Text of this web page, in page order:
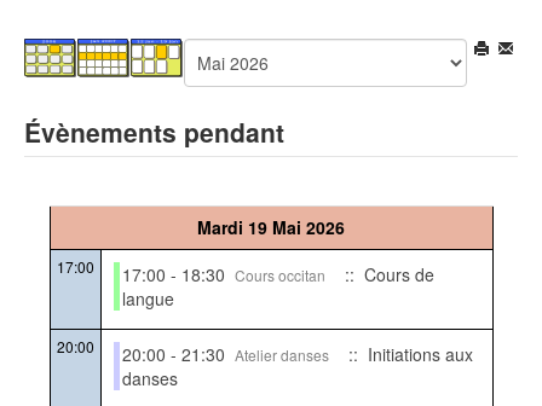
Évènements pendant
Mardi 19 Mai 2026
17:00 17:00 - 18:30 Cours occitan
:: Cours de
langue
20:00 20:00 - 21:30 Atelier danses
:: Initiations aux
danses